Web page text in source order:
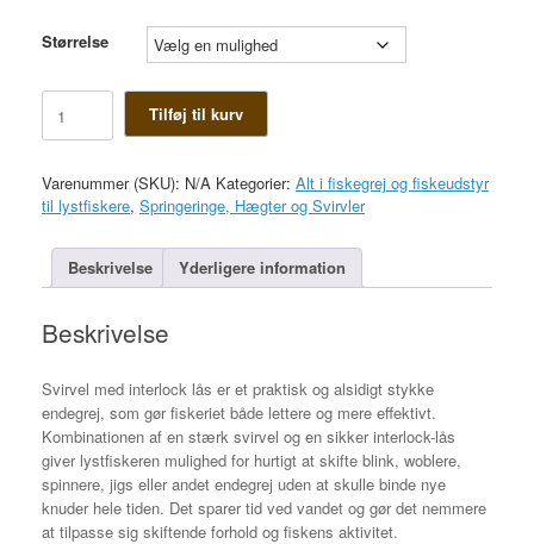
Størrelse
Svirvel
Med
Interlock
antal
Tilføj til kurv
Varenummer (SKU): N/A Kategorier: Alt i fiskegrej og fiskeudstyr
til lystfiskere, Springeringe, Hægter og Svirvler
Beskrivelse Yderligere information
Beskrivelse
Svirvel med interlock lås er et praktisk og alsidigt stykke
endegrej, som gør fiskeriet både lettere og mere effektivt.
Kombinationen af en stærk svirvel og en sikker interlock-lås
giver lystfiskeren mulighed for hurtigt at skifte blink, woblere,
spinnere, jigs eller andet endegrej uden at skulle binde nye
knuder hele tiden. Det sparer tid ved vandet og gør det nemmere
at tilpasse sig skiftende forhold og fiskens aktivitet.